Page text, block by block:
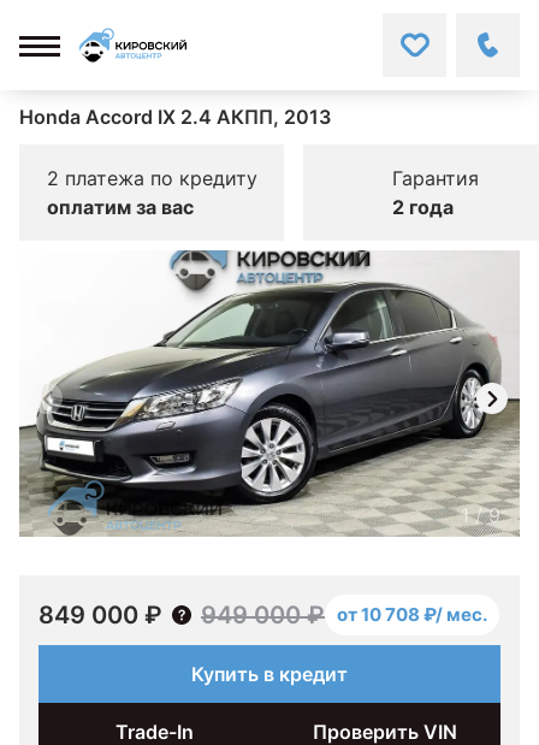
Honda Accord IX 2.4 АКПП, 2013
2 платежа по кредиту
оплатим за вас
Гарантия
2 года
1/9
849 000 ₽ 949 000 ₽ от 10 708 ₽/ мес.
Купить в кредит
Trade-In Проверить VIN